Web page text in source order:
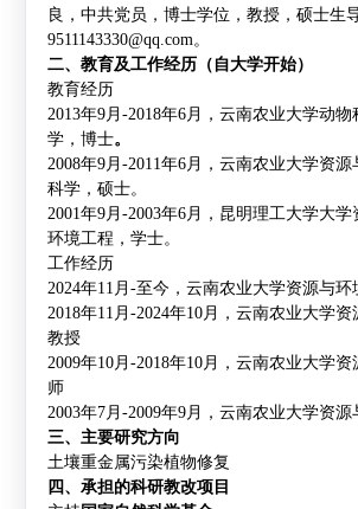
良，中共党员，博士学位，教授，硕士生导
9511143330@qq.com 。
二、教育及工作经历（自大学开始）
教育经历
2013年9月 -2018年6月，云南农业大学动物
学， 博士。
2008年9月 -2011年6月，云南农业大学资源
科学，硕士。
2001年9月 -2003年6月，昆明理工大学大学
环境工程，学士。
工作经历
2024年11 月 -至今，云南农业大学资源与环
2018年11 月 -2024年10月，云南农业大学资
教授
2009年10月 -2018年10月，云南农业大学资
师
2003年7月 -2009年9月，云南农业大学资源
三、主要研究方向
土壤重金属污染植物修复
四、承担的科研教改项目